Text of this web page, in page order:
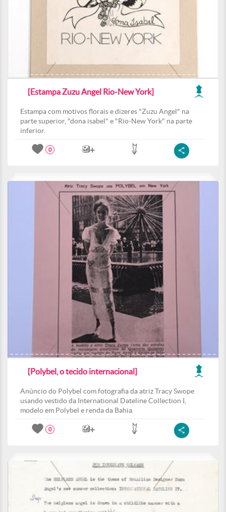
[Estampa Zuzu Angel Rio-New York]
Estampa com motivos florais e dizeres "Zuzu Angel" na
parte superior, "dona isabel" e "Rio-New York" na parte
inferior.
0
[Polybel, o tecido internacional]
Anúncio do Polybel com fotografia da atriz Tracy Swope
usando vestido da International Dateline Collection I,
modelo em Polybel e renda da Bahia.
0